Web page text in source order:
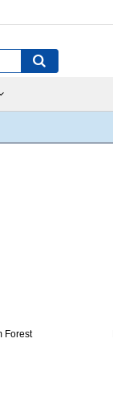
Forest